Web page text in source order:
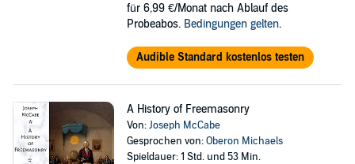
für 6,99 €/Monat nach Ablauf des
Probeabos. Bedingungen gelten.
Audible Standard kostenlos testen
A History of Freemasonry
Von:Joseph McCabe
Gesprochen von:Oberon Michaels
Spieldauer: 1 Std. und 53 Min.